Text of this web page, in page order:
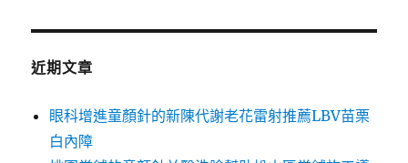
鍵
近期文章
眼科增進童顏針的新陳代謝老花雷射推薦LBV苗栗
白內障